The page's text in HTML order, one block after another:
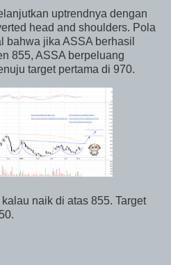
uptrendnya dengan
head and shoulders. Pola
bahwa jika ASSA berhasil
855, ASSA berpeluang
target pertama di 970.
naik di atas 855. Target